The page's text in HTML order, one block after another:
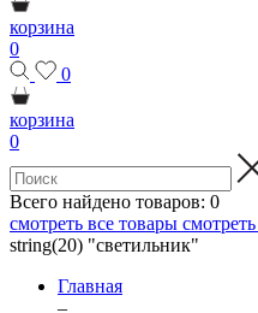
корзина
0
0
корзина
0
Всего найдено товаров: 0
смотреть все товары
string(20) "светильник"
Главная
–